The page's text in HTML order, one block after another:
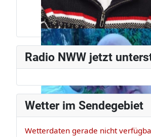
Jürg Weber
Radiomann, schon seit den
80ern.
Radio NWW jetzt
Wetter im Sendegebiet
Wetterdaten gerade nicht